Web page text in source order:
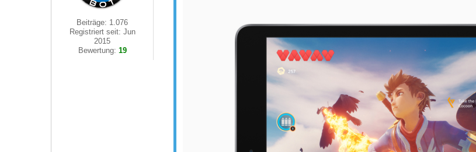
Beiträge: 1.076
Registriert seit: Jun
2015
Bewertung: 19